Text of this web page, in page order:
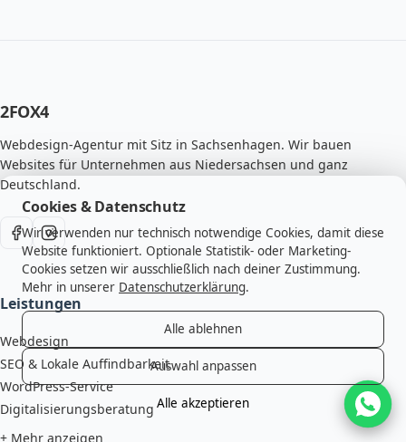
2FOX4
Webdesign-Agentur mit Sitz in Sachsenhagen. Wir bauen
Websites für Unternehmen aus Niedersachsen und ganz
Deutschland.
Leistungen
Webdesign
SEO & Lokale Auffindbarkeit
WordPress-Service
Digitalisierungsberatung
Cookies & Datenschutz
Wir verwenden nur technisch notwendige Cookies, damit diese
Website funktioniert. Optionale Statistik- oder Marketing-
Cookies setzen wir ausschließlich nach deiner Zustimmung.
Mehr in unserer Datenschutzerklärung.
Alle ablehnen
Auswahl anpassen
Alle akzeptieren